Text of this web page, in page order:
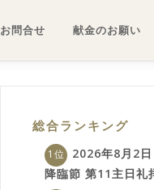
お問合せ 献金のお願い
総合ランキング
2026年8月2
降臨節 第11主日礼